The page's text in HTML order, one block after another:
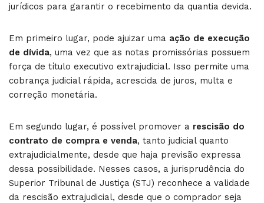
jurídicos para garantir o recebimento da quantia devida.
Em primeiro lugar, pode ajuizar uma ação de execução
de dívida, uma vez que as notas promissórias possuem
força de título executivo extrajudicial. Isso permite uma
cobrança judicial rápida, acrescida de juros, multa e
correção monetária.
Em segundo lugar, é possível promover a rescisão do
contrato de compra e venda, tanto judicial quanto
extrajudicialmente, desde que haja previsão expressa
dessa possibilidade. Nesses casos, a jurisprudência do
Superior Tribunal de Justiça (STJ) reconhece a validade
da rescisão extrajudicial, desde que o comprador seja